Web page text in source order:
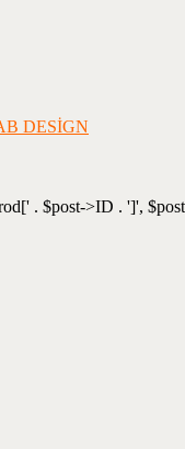
DESİGN
. $post->ID . ']',